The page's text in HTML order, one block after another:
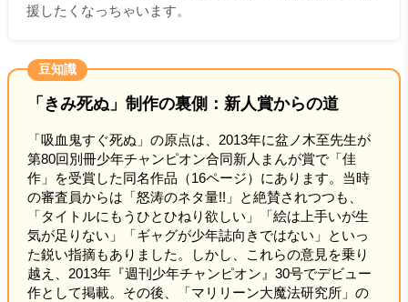
援したくなっちゃいます。
豆知識
「きみ死ぬ」制作の裏側：新人賞からの道
「吸血鬼すぐ死ぬ」の原点は、2013年に盆ノ木至先生が
第80回別冊少年チャンピオン合同新人まんが賞で「佳
作」を受賞した同名作品（16ページ）にあります。当時
の審査員からは「怒涛のネタ量!!」と絶賛されつつも、
「タイトルにもうひとひねり欲しい」「絵は上手いが生
気が足りない」「ギャグが少年誌向きではない」といっ
た鋭い指摘もありました。しかし、これらの意見を乗り
越え、2013年『週刊少年チャンピオン』30号でデビュー
作として掲載。その後、「マリリーン大魔法研究所」の